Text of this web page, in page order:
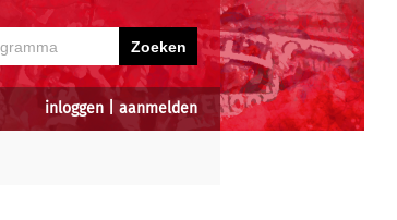
inloggen aanmelden